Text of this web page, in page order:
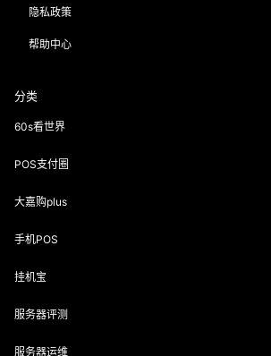
隐私政策
帮助中心
分类
60s看世界
POS支付圈
大嘉购plus
手机POS
挂机宝
服务器评测
服务器运维